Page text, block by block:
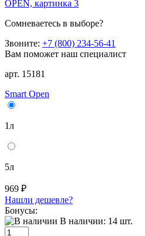
Сомневаетесь в выборе?
Звоните: +7 (800) 234-56-41
Вам поможет наш специалист
арт. 15181
Smart Open
1л
5л
969 ₽
Нашли дешевле?
Бонусы:
В наличии: 14 шт.